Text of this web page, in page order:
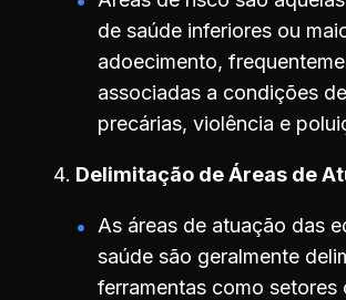
de saúde inferiores ou
adoecimento,
associadas a condições
precárias, violência e
Delimitação de Áreas de
As áreas de atuação das
saúde são geralmente
ferramentas como setores